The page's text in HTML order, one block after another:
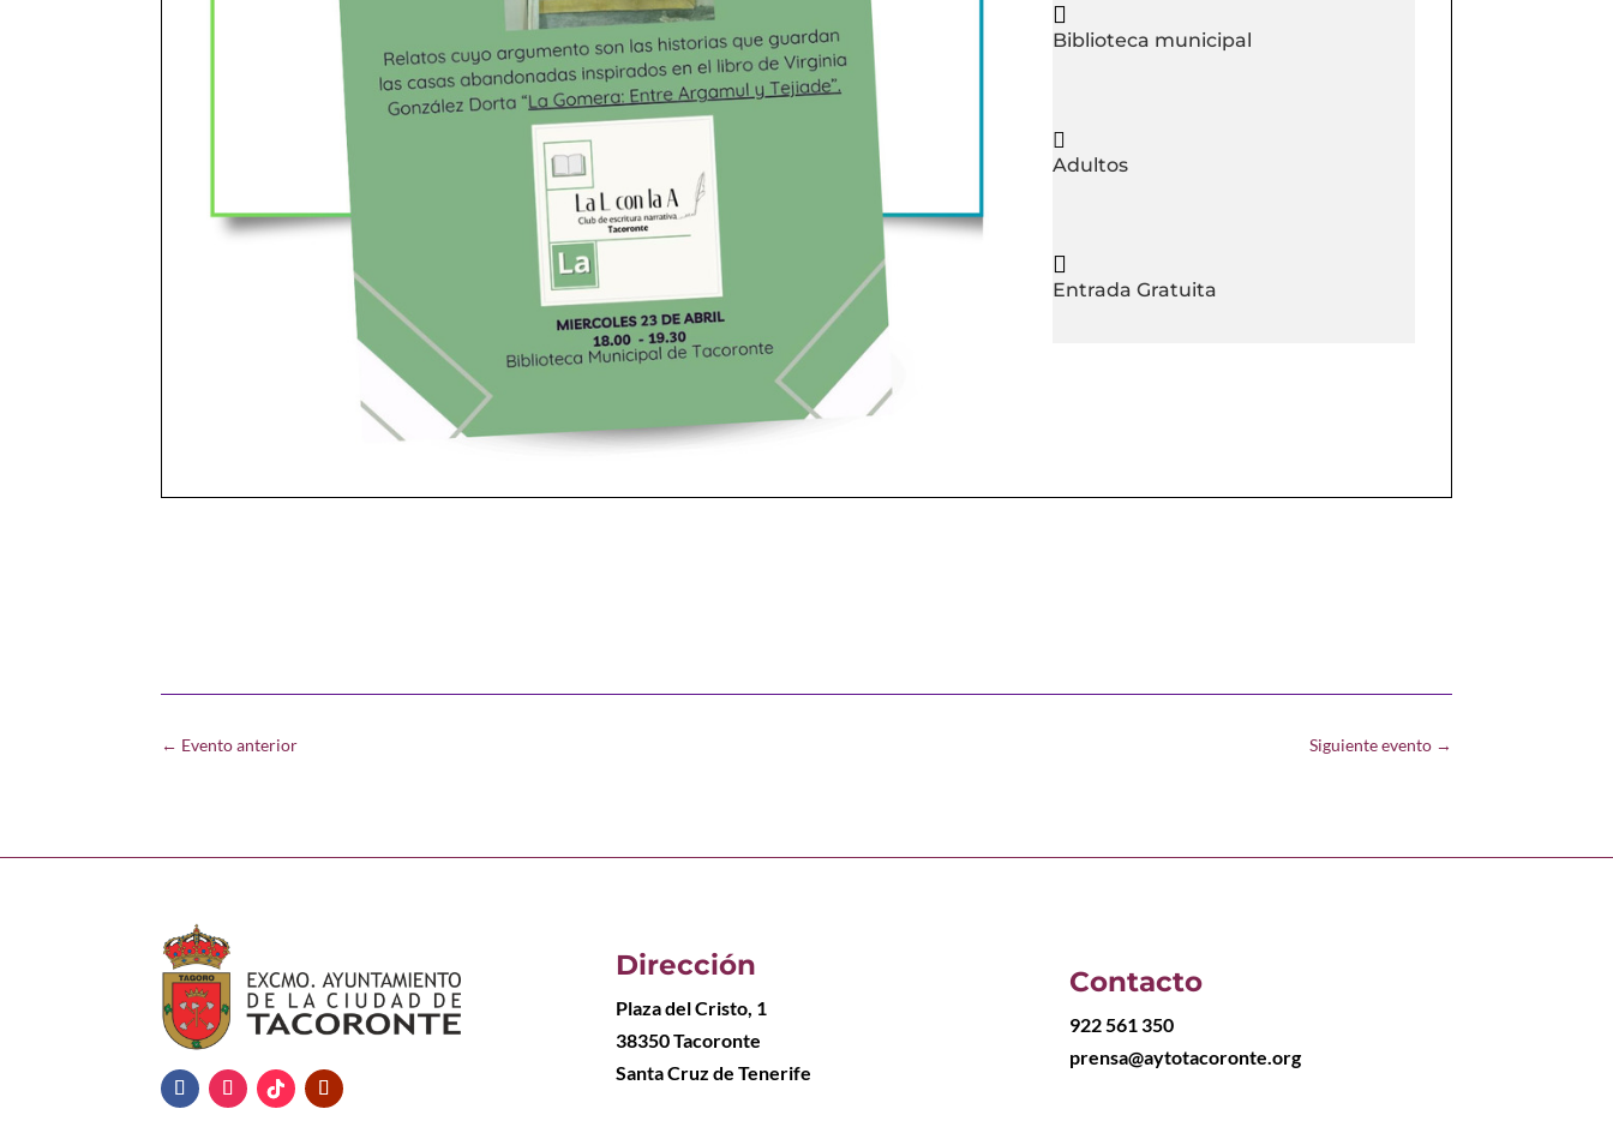

Biblioteca municipal

Adultos

Entrada Gratuita
← Evento anterior Siguiente evento→
Dirección
Plaza del Cristo, 1
38350 Tacoronte
Santa Cruz de Tenerife
Contacto
922 561 350
prensa@aytotacoronte.org